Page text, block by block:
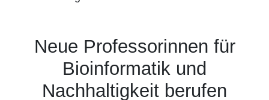
Neue Professorinnen für
Bioinformatik und
Nachhaltigkeit berufen